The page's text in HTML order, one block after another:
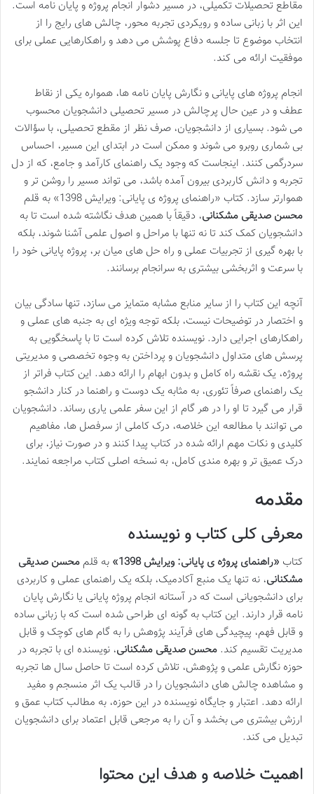
مقاطع تحصیلات تکمیلی، در مسیر دشوار انجام پروژه و پایان نامه است.
این اثر با زبانی ساده و رویکردی تجربه محور، چالش های رایج را از
انتخاب موضوع تا جلسه دفاع پوشش می دهد و راهکارهایی عملی برای
موفقیت ارائه می کند.
انجام پروژه های پایانی و نگارش پایان نامه ها، همواره یکی از نقاط
عطف و در عین حال پرچالش در مسیر تحصیلی دانشجویان محسوب
می شود. بسیاری از دانشجویان، صرف نظر از مقطع تحصیلی، با سؤالات
بی شماری روبرو می شوند و ممکن است در ابتدای این مسیر، احساس
سردرگمی کنند. اینجاست که وجود یک راهنمای کارآمد و جامع، که از دل
تجربه و دانش کاربردی بیرون آمده باشد، می تواند مسیر را روشن تر و
هموارتر سازد. کتاب «راهنمای پروژه ی پایانی: ویرایش 1398» به قلم
محسن صدیقی مشکنانی، دقیقاً با همین هدف نگاشته شده است تا به
دانشجویان کمک کند تا نه تنها با مراحل و اصول علمی آشنا شوند، بلکه
با بهره گیری از تجربیات عملی و راه حل های میان بر، پروژه پایانی خود را
با سرعت و اثربخشی بیشتری به سرانجام برسانند.
آنچه این کتاب را از سایر منابع مشابه متمایز می سازد، تنها سادگی بیان
و اختصار در توضیحات نیست، بلکه توجه ویژه ای به جنبه های عملی و
راهکارهای اجرایی دارد. نویسنده تلاش کرده است تا با پاسخگویی به
پرسش های متداول دانشجویان و پرداختن به وجوه تخصصی و مدیریتی
پروژه، یک نقشه راه کامل و بدون ابهام را ارائه دهد. این کتاب فراتر از
یک راهنمای صرفاً تئوری، به مثابه یک دوست و راهنما در کنار دانشجو
قرار می گیرد تا او را در هر گام از این سفر علمی یاری رساند. دانشجویان
می توانند با مطالعه این خلاصه، درک کاملی از سرفصل ها، مفاهیم
کلیدی و نکات مهم ارائه شده در کتاب پیدا کنند و در صورت نیاز، برای
درک عمیق تر و بهره مندی کامل، به نسخه اصلی کتاب مراجعه نمایند.
مقدمه
معرفی کلی کتاب و نویسنده
کتاب «راهنمای پروژه ی پایانی: ویرایش 1398» به قلم محسن صدیقی
مشکنانی، نه تنها یک منبع آکادمیک، بلکه یک راهنمای عملی و کاربردی
برای دانشجویانی است که در آستانه انجام پروژه پایانی یا نگارش پایان
نامه قرار دارند. این کتاب به گونه ای طراحی شده است که با زبانی ساده
و قابل فهم، پیچیدگی های فرآیند پژوهش را به گام های کوچک و قابل
مدیریت تقسیم کند. محسن صدیقی مشکنانی، نویسنده ای با تجربه در
حوزه نگارش علمی و پژوهش، تلاش کرده است تا حاصل سال ها تجربه
و مشاهده چالش های دانشجویان را در قالب یک اثر منسجم و مفید
ارائه دهد. اعتبار و جایگاه نویسنده در این حوزه، به مطالب کتاب عمق و
ارزش بیشتری می بخشد و آن را به مرجعی قابل اعتماد برای دانشجویان
تبدیل می کند.
اهمیت خلاصه و هدف این محتوا